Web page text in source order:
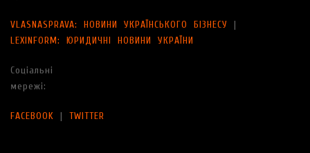
VLASNASPRAVA: НОВИНИ УКРАЇНСЬКОГО БІЗНЕСУ |
LEXINFORM: ЮРИДИЧНІ НОВИНИ УКРАЇНИ
Соціальні
мережі:
FACEBOOK | TWITTER